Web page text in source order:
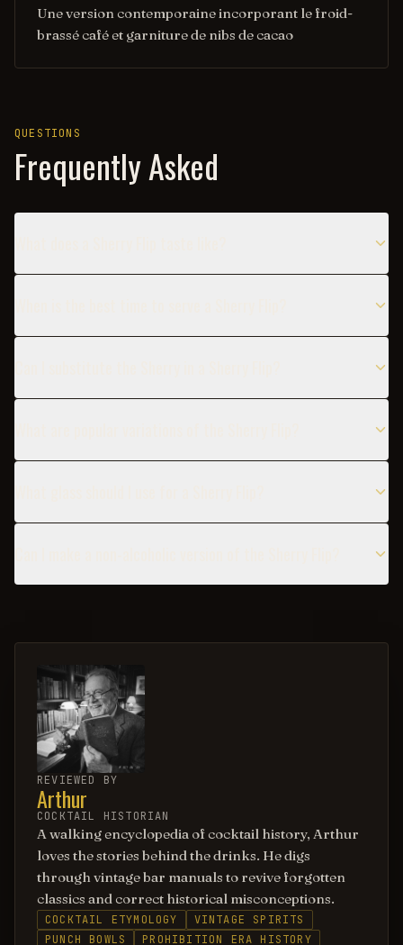
Une version contemporaine incorporant le froid-
brassé café et garniture de nibs de cacao
QUESTIONS
Frequently Asked
REVIEWED BY
Arthur
COCKTAIL HISTORIAN
A walking encyclopedia of cocktail history, Arthur
loves the stories behind the drinks. He digs
through vintage bar manuals to revive forgotten
classics and correct historical misconceptions.
COCKTAIL ETYMOLOGY
VINTAGE SPIRITS
PUNCH BOWLS
PROHIBITION ERA HISTORY